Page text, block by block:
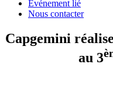
Evénement lié
Nous contacter
Capgemini
au 3